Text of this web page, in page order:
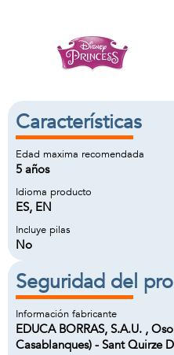
Características
Edad maxima recomendada
5 años
Idioma producto
ES, EN
Incluye pilas
No
Seguridad del
Información fabricante
EDUCA BORRAS, S.A.U. ,
Casablanques) - Sant Quirze